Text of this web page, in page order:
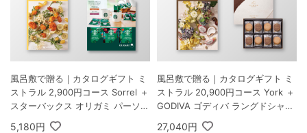
風呂敷で贈る｜カタログギフト ミ
ストラル 2,900円コース Sorrel ＋
スターバックス オリガミ パーソナ
ルドリップ コーヒーギフトA
5,180円
風呂敷で贈る｜カタログギフト ミ
ストラル 20,900円コース York ＋
GODIVA ゴディバ ラングドシャク
ッキーアソートメント 30枚入
27,040円